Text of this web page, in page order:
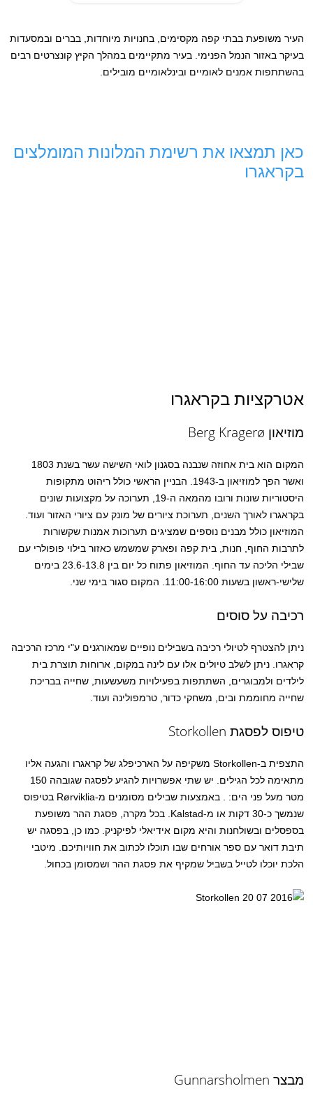
העיר משופעת בבתי קפה מקסימים, בחנויות מיוחדות, בברים ובמסעדות
בעיקר באזור הנמל הפנימי. בעיר מתקיימים במהלך הקיץ קונצרטים רבים
בהשתתפות אמנים לאומיים ובינלאומיים מובילים.
כאן תמצאו את רשימת המלונות המומלצים
בקראגרו
אטרקציות בקראגרו
מוזיאון Berg Kragerø
המקום הוא בית אחוזה שנבנה בסגנון לואי השישה עשר בשנת 1803
ואשר הפך למוזיאון ב-1943. הבניין הראשי כולל ריהוט מתקופות
היסטוריות שונות ורובו מהמאה ה-19, תערוכה על מקצועות שונים
בקראגרו לאורך השנים, תערוכת ציורים של מונק עם ציורי האזור ועוד.
המוזיאון כולל מבנים נוספים שמציגים תערוכות אמנות שקשורות
לתרבות החוף, חנות, בית קפה ופארק שמשמש כאזור בילוי פופולרי עם
שבילי הליכה עד החוף. המוזיאון פתוח כל יום בין 23.6-13.8 בימים
שלישי-ראשון בשעות 11:00-16:00. המקום סגור בימי שני.
רכיבה על סוסים
ניתן להצטרף לטיולי רכיבה בשבילים נופיים שמאורגנים ע"י מרכז הרכיבה
קראגרו. ניתן לשלב טיולים אלו עם לינה במקום, ארוחות תוצרת בית
לילדים ולמבוגרים, השתתפות בפעילויות משעשעות, שחייה בבריכת
שחייה מחוממת ובים, משחקי כדור, טרמפולינה ועוד.
טיפוס לפסגת Storkollen
התצפית ב-Storkollen משקיפה על הארכיפלג של קראגרו והגעה אליו
מתאימה לכל הגילים. יש שתי אפשרויות להגיע לפסגה שגובהה 150
מטר מעל פני הים: . באמצעות שבילים מסומנים מ-Rørviklia בטיפוס
שנמשך כ-30 דקות או מ-Kalstad. בכל מקרה, פסגת ההר משופעת
בספסלים ובשולחנות והיא מקום אידיאלי לפיקניק. כמו כן, בפסגה יש
תיבת דואר עם ספר אורחים שבו תוכלו לכתוב את חוויותיכם. מיטבי
הלכת יוכלו לטייל בשביל שמקיף את פסגת ההר ושמסומן בכחול.
מבצר Gunnarsholmen